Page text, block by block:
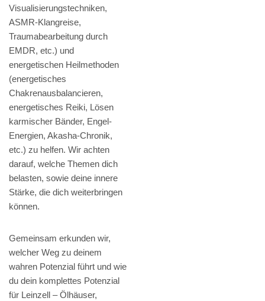
Visualisierungstechniken,
ASMR-Klangreise,
Traumabearbeitung durch
EMDR, etc.) und
energetischen Heilmethoden
(energetisches
Chakrenausbalancieren,
energetisches Reiki, Lösen
karmischer Bänder, Engel-
Energien, Akasha-Chronik,
etc.) zu helfen. Wir achten
darauf, welche Themen dich
belasten, sowie deine innere
Stärke, die dich weiterbringen
können.
Gemeinsam erkunden wir,
welcher Weg zu deinem
wahren Potenzial führt und wie
du dein komplettes Potenzial
für Leinzell – Ölhäuser,